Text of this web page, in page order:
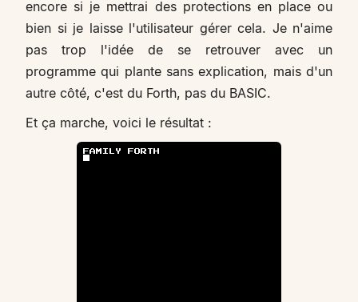
encore si je mettrai des protections en place ou
bien si je laisse l'utilisateur gérer cela. Je n'aime
pas trop l'idée de se retrouver avec un
programme qui plante sans explication, mais d'un
autre côté, c'est du Forth, pas du BASIC.
Et ça marche, voici le résultat :